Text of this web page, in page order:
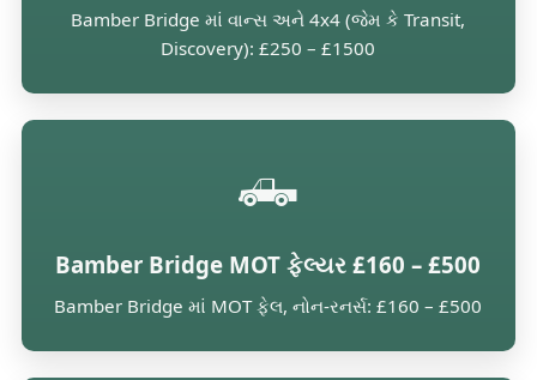
Bamber Bridge માં વાન્સ અને 4x4 (જેમ કે Transit,
Discovery): £250 – £1500
🛻
Bamber Bridge MOT ફેલ્યર £160 – £500
Bamber Bridge માં MOT ફેલ, નોન-રનર્સ: £160 – £500